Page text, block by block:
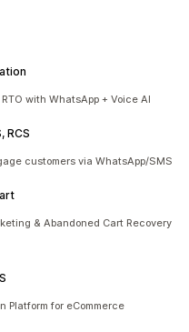
with WhatsApp + Voice AI
RCS
customers via WhatsApp/SMS
& Abandoned Cart Recovery
Platform for eCommerce